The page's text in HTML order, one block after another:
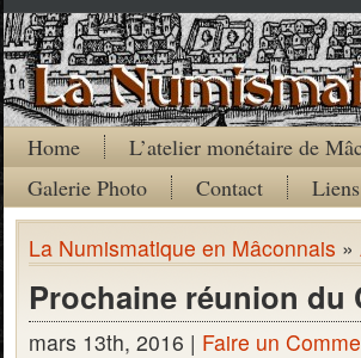
Home L’atelier monétaire de
Galerie Photo
Contact
La Numismatique en Mâconnais »
Prochaine réunion du
mars 13th, 2016 | Faire un